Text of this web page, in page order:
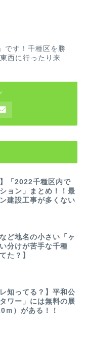
です！千種区を勝
西に行ったり来
】「2022千種区内で
ョン」まとめ！！最
建設工事が多くない
ど地名の小さい「ヶ
分けが苦手な千種
た？】
知ってる？】平和公
ワー」には無料の展
ｍ）がある！！